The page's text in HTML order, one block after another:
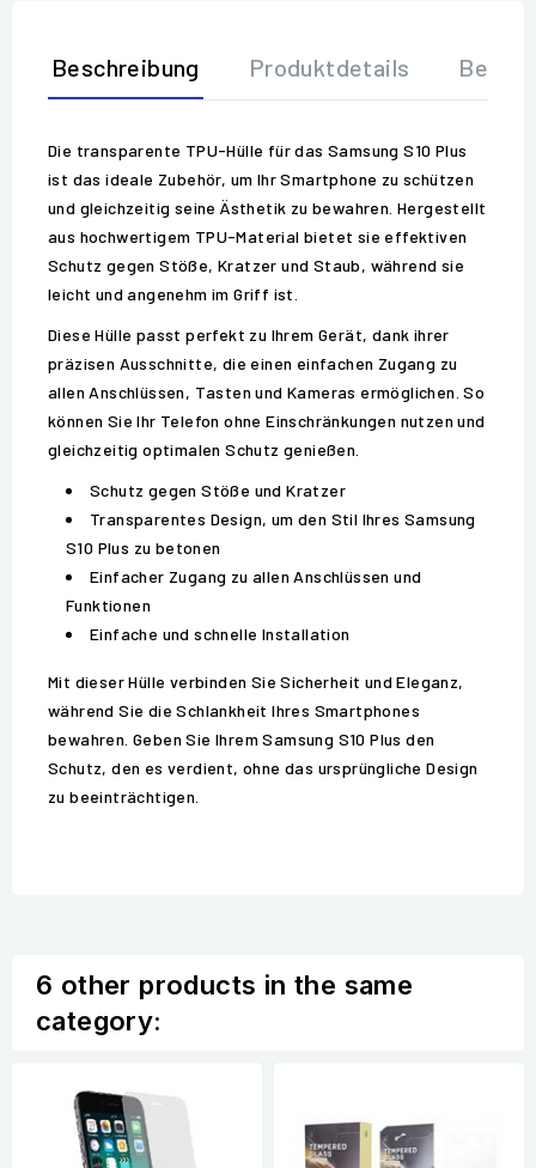
Beschreibung Produktdetails
Die transparente TPU-Hülle für das Samsung S10 Plus
ist das ideale Zubehör, um Ihr Smartphone zu schützen
und gleichzeitig seine Ästhetik zu bewahren. Hergestellt
aus hochwertigem TPU-Material bietet sie effektiven
Schutz gegen Stöße, Kratzer und Staub, während sie
leicht und angenehm im Griff ist.
Diese Hülle passt perfekt zu Ihrem Gerät, dank ihrer
präzisen Ausschnitte, die einen einfachen Zugang zu
allen Anschlüssen, Tasten und Kameras ermöglichen. So
können Sie Ihr Telefon ohne Einschränkungen nutzen und
gleichzeitig optimalen Schutz genießen.
Schutz gegen Stöße und Kratzer
Transparentes Design, um den Stil Ihres Samsung
S10 Plus zu betonen
Einfacher Zugang zu allen Anschlüssen und
Funktionen
Einfache und schnelle Installation
Mit dieser Hülle verbinden Sie Sicherheit und Eleganz,
während Sie die Schlankheit Ihres Smartphones
bewahren. Geben Sie Ihrem Samsung S10 Plus den
Schutz, den es verdient, ohne das ursprüngliche Design
zu beeinträchtigen.
6 other products in the same
category: